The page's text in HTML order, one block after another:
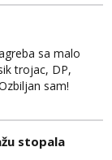
sa malo
trojac, DP,
sam!
zajamceni :)
koja voli
stopala